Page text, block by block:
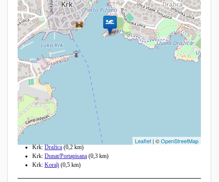
Leaflet | ©OpenStreetMap
Andere Strände in der Nähe
Krk: Dražica (0,2 km)
Krk: Dunat/Portapisana (0,3 km)
Krk: Koralj (0,5 km)